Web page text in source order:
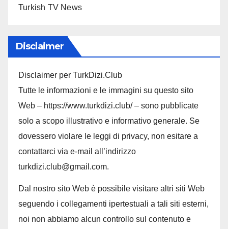
Turkish TV News
Disclaimer
Disclaimer per TurkDizi.Club
Tutte le informazioni e le immagini su questo sito
Web – https://www.turkdizi.club/ – sono pubblicate
solo a scopo illustrativo e informativo generale. Se
dovessero violare le leggi di privacy, non esitare a
contattarci via e-mail all’indirizzo
turkdizi.club@gmail.com.
Dal nostro sito Web è possibile visitare altri siti Web
seguendo i collegamenti ipertestuali a tali siti esterni,
noi non abbiamo alcun controllo sul contenuto e